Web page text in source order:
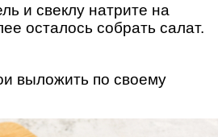
и свеклу натрите на
осталось собрать салат.
выложить по своему